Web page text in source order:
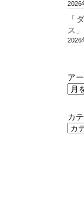
2026
「
ス
2026
ア
カ